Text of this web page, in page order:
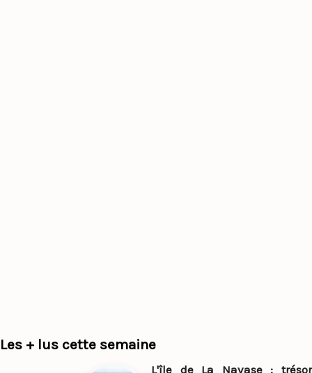
Les + lus cette semaine
L'île de La Navase : trésor